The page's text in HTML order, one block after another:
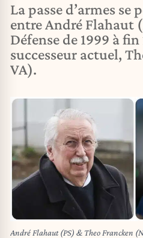
La passe d’armes se
entre André Flahaut
Défense de 1999 à
successeur actuel,
VA).
André Flahaut (PS) & Theo Francken